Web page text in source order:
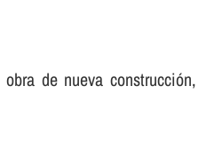
de nueva construcción,